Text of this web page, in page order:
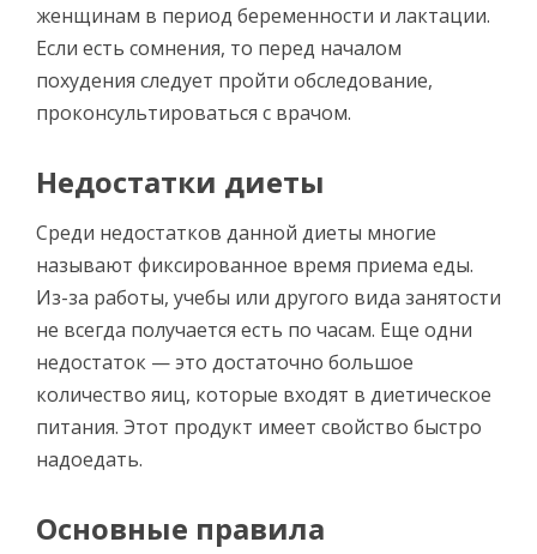
женщинам в период беременности и лактации.
Если есть сомнения, то перед началом
похудения следует пройти обследование,
проконсультироваться с врачом.
Недостатки диеты
Среди недостатков данной диеты многие
называют фиксированное время приема еды.
Из-за работы, учебы или другого вида занятости
не всегда получается есть по часам. Еще одни
недостаток — это достаточно большое
количество яиц, которые входят в диетическое
питания. Этот продукт имеет свойство быстро
надоедать.
Основные правила